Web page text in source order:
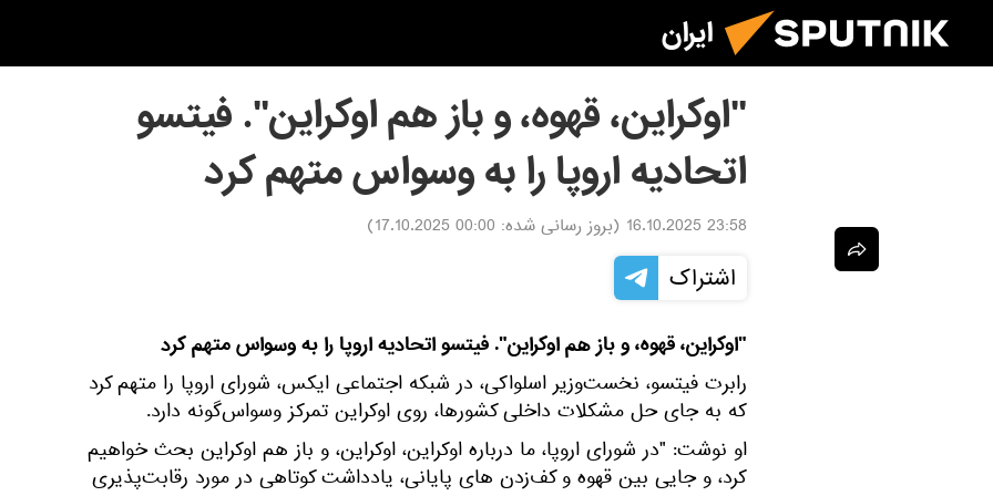
ایران
"اوکراین، قهوه، و باز هم اوکراین". فیتسو
اتحادیه اروپا را به وسواس متهم کرد
23:58 16.10.2025 (بروز رسانی شده: 00:00 17.10.2025
)
اشتراک
"اوکراین، قهوه، و باز هم اوکراین". فیتسو اتحادیه اروپا را به وسواس متهم کرد
رابرت فیتسو، نخست‌وزیر اسلواکی، در شبکه اجتماعی ایکس، شورای اروپا را متهم کرد
که به جای حل مشکلات داخلی کشورها، روی اوکراین تمرکز وسواس‌گونه دارد.
او نوشت: "در شورای اروپا، ما درباره اوکراین، اوکراین، و باز هم اوکراین بحث خواهیم
کرد، و جایی بین قهوه و کف‌زدن های پایانی، یادداشت کوتاهی در مورد رقابت‌پذیری